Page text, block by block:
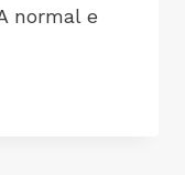
normal e